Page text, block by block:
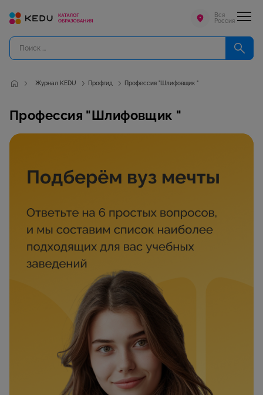
Вся
Россия
Журнал KEDU Профгид Профессия "Шлифовщик "
Профессия "Шлифовщик "